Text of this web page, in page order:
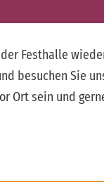
Festhalle
besuchen Sie
Ort sein und